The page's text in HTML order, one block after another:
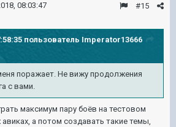
#15
08:03:47
пользователь Imperator13666
поражает. Не вижу продолжения
с вами.
максимум пару боёв на тестовом
а потом создавать такие темы,